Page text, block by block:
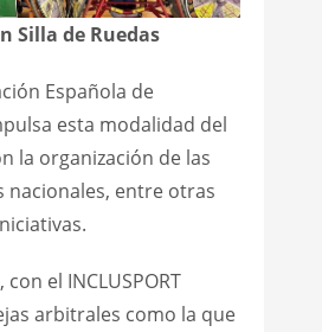
Silla de Ruedas
Española de
esta modalidad del
la organización de las
nacionales, entre otras
el INCLUSPORT
arbitrales como la que